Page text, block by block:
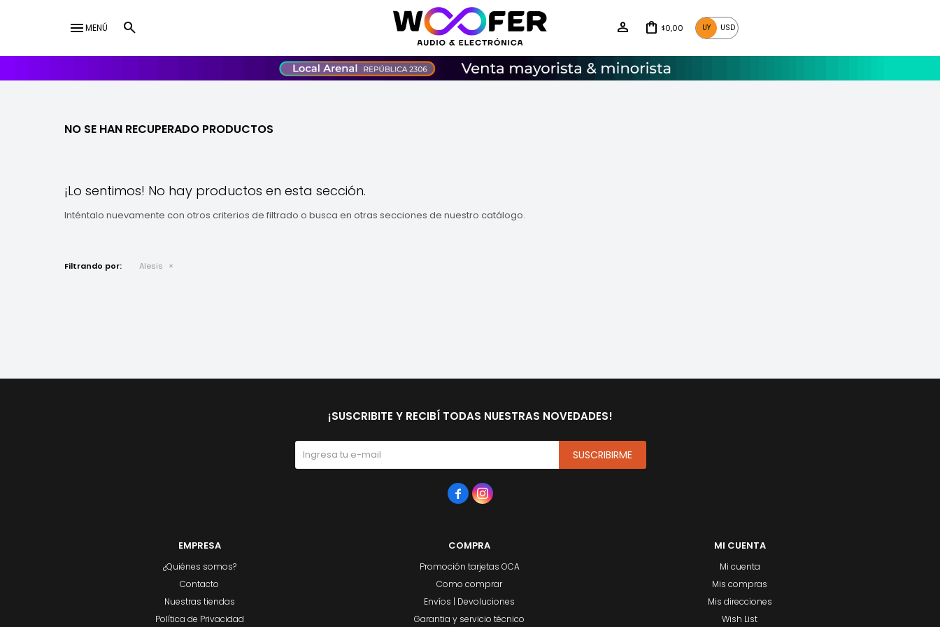
menuMENÚ $0,00 UY USD
NO SE HAN RECUPERADO PRODUCTOS
¡Lo sentimos! No hay productos en esta sección.
Inténtalo nuevamente con otros criterios de filtrado o busca en otras secciones de nuestro catálogo.
Filtrando por: Alesis
EMPRESA
¿Quiénes somos?
Contacto
Nuestras tiendas
Política de Privacidad
COMPRA
Promoción tarjetas OCA
Como comprar
Envíos | Devoluciones
Garantia y servicio técnico
MI CUENTA
Mi cuenta
Mis compras
Mis direcciones
Wish List
¡SUSCRIBITE Y RECIBÍ TODAS NUESTRAS NOVEDADES!
SUSCRIBIRME
 